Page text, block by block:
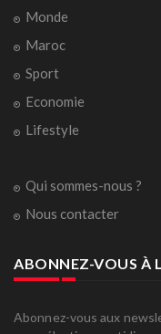
Monde
Maroc
Sport
Economie
Lifestyle
Qui sommes-nous ?
Nous contacter
ABONNEZ-VOUS À
Abonnez-vous aux